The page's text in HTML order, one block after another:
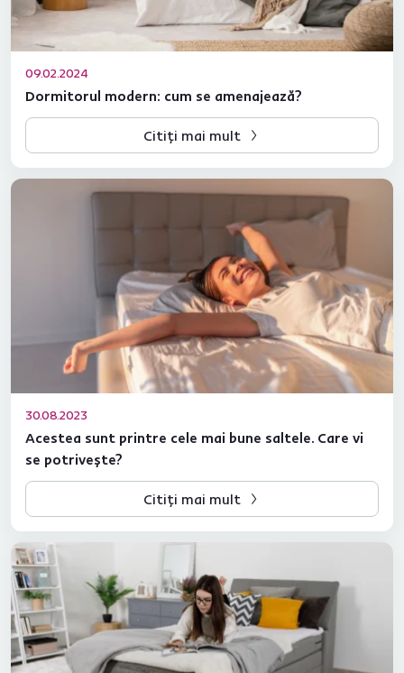
09.02.2024
Dormitorul modern: cum se amenajează?
Citiți mai mult
30.08.2023
Acestea sunt printre cele mai bune saltele. Care vi
se potrivește?
Citiți mai mult